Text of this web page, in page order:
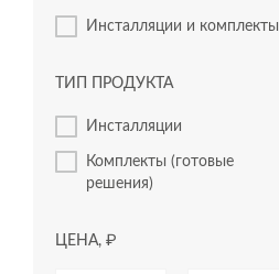
инсталляции и комплекты
ТИП ПРОДУКТА
инсталляции
комплекты (готовые
решения)
ЦЕНА, ₽